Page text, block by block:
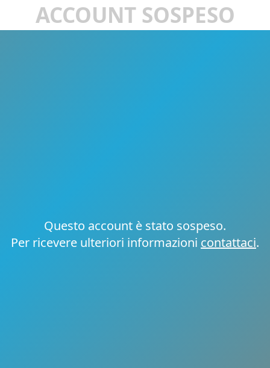
ACCOUNT SOSPESO
Questo account è stato sospeso.
Per ricevere ulteriori informazioni contattaci.